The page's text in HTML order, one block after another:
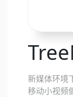
新媒体环境
移动小视频